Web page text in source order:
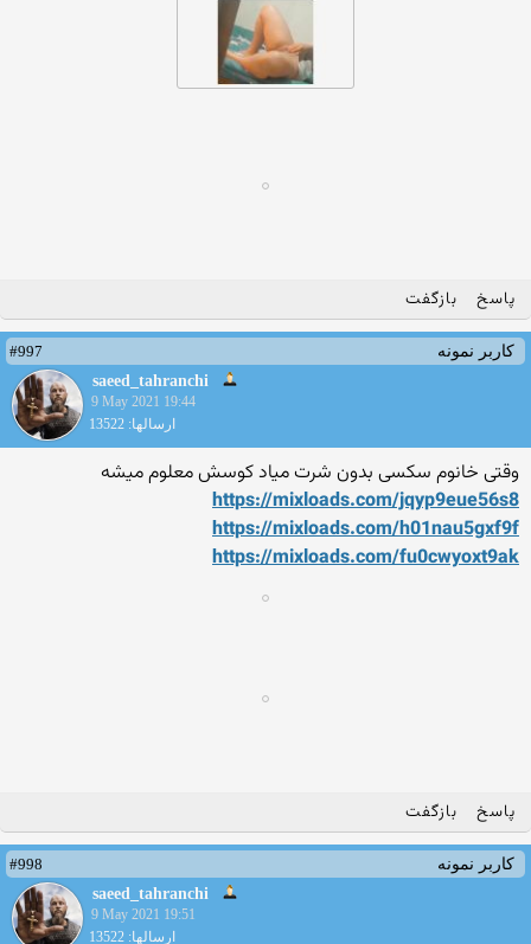
پاسخ بازگفت
کاربر نمونه
#997
saeed_tahranchi
9 May 2021 19:44
ارسالها: 13522
وقتی خانوم سکسی بدون شرت میاد کوسش معلوم میشه
https://mixloads.com/jqyp9eue56s8
https://mixloads.com/h01nau5gxf9f
https://mixloads.com/fu0cwyoxt9ak
پاسخ بازگفت
کاربر نمونه
#998
saeed_tahranchi
9 May 2021 19:51
ارسالها: 13522